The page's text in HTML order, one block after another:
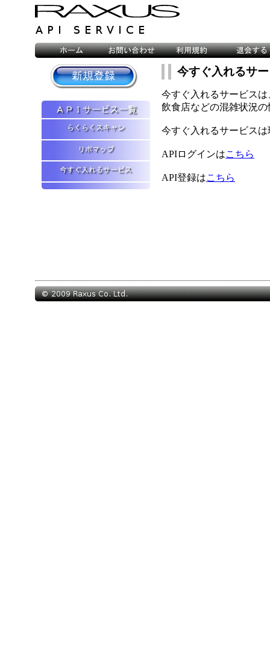
今すぐ入れるサ
今すぐ入れるサービス
飲食店などの混雑状況
今すぐ入れるサービス
APIログインはこちら
API登録はこちら